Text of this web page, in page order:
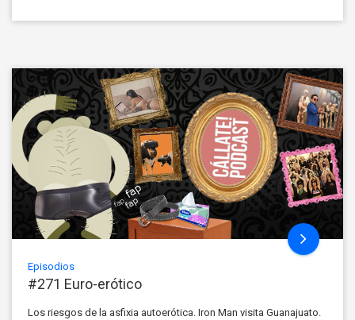
Episodios
#271 Euro-erótico
Los riesgos de la asfixia autoerótica. Iron Man visita Guanajuato.